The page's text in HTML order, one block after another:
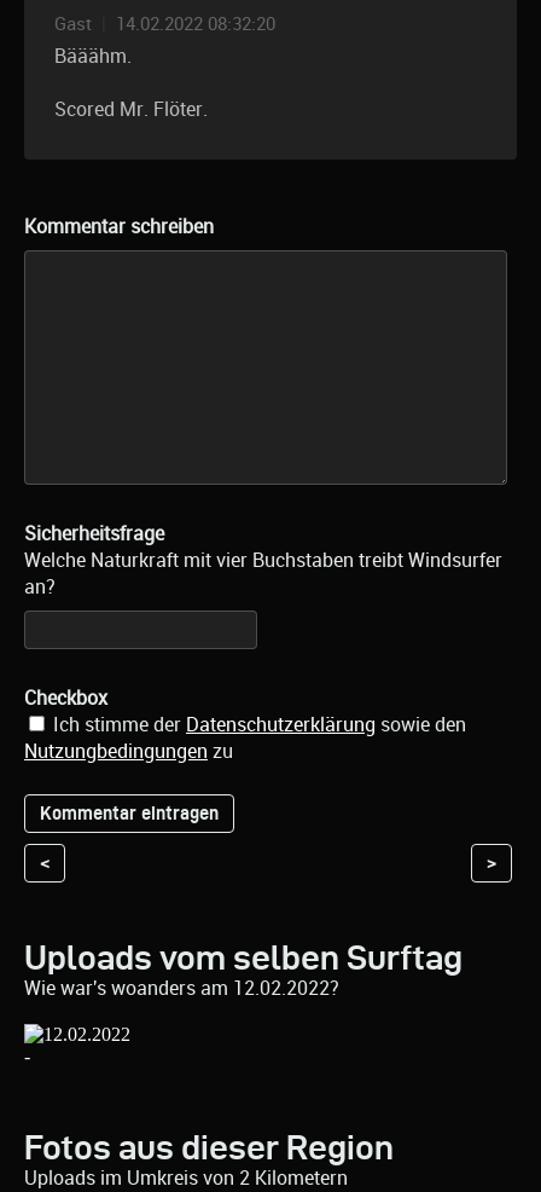
Gast 14.02.2022 08:32:20
Bääähm.
Scored Mr. Flöter.
Kommentar schreiben
Sicherheitsfrage
Welche Naturkraft mit vier Buchstaben treibt Windsurfer
an?
Checkbox
Ich stimme der Datenschutzerklärung sowie den
Nutzungbedingungen zu
< >
Uploads vom selben Surftag
Wie war's woanders am 12.02.2022?
Fotos aus dieser Region
Uploads im Umkreis von 2 Kilometern